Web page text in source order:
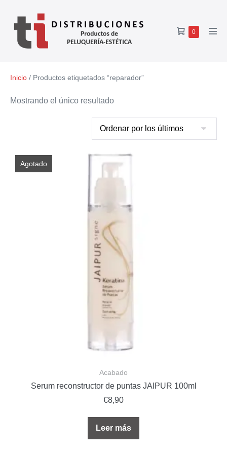
0
Inicio / Productos etiquetados “reparador”
Mostrando el único resultado
Agotado
Acabado
Serum reconstructor de puntas JAIPUR 100ml
€8,90
Leer más